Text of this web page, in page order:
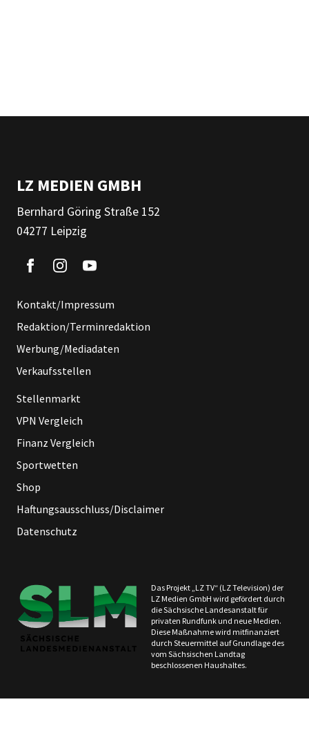
LZ MEDIEN GMBH
Bernhard Göring Straße 152
04277 Leipzig
Kontakt/Impressum
Redaktion/Terminredaktion
Werbung/Mediadaten
Verkaufsstellen
Stellenmarkt
VPN Vergleich
Finanz Vergleich
Sportwetten
Shop
Haftungsausschluss/Disclaimer
Datenschutz
Das Projekt „LZ TV“ (LZ Television) der
LZ Medien GmbH wird gefördert durch
die Sächsische Landesanstalt für
privaten Rundfunk und neue Medien.
Diese Maßnahme wird mitfinanziert
durch Steuermittel auf Grundlage des
vom Sächsischen Landtag
beschlossenen Haushaltes.